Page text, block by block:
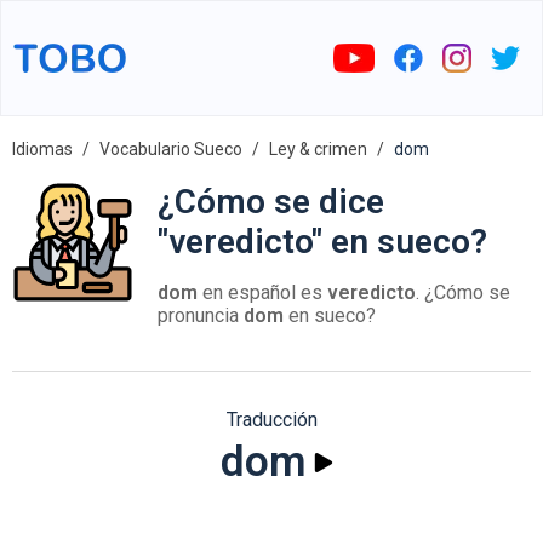
Idiomas Vocabulario Sueco Ley & crimen dom
¿Cómo se dice
"veredicto" en sueco?
dom en español es veredicto. ¿Cómo se
pronuncia dom en sueco?
Traducción
dom